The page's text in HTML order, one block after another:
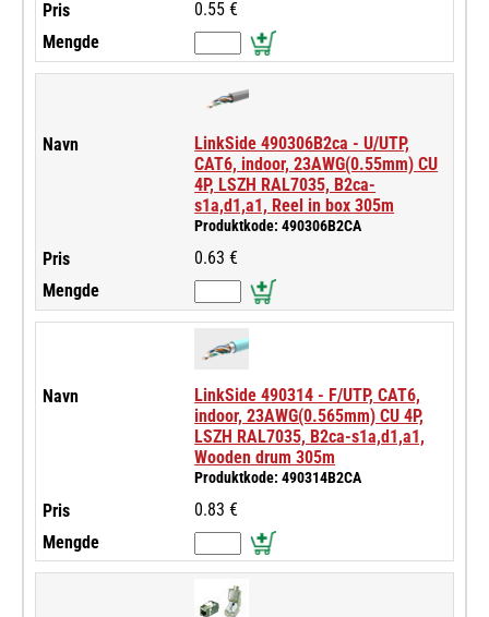
0.55 €
LinkSide 490306B2ca - U/UTP,
CAT6, indoor, 23AWG(0.55mm) CU
4P, LSZH RAL7035, B2ca-
s1a,d1,a1, Reel in box 305m
Produktkode: 490306B2CA
0.63 €
LinkSide 490314 - F/UTP, CAT6,
indoor, 23AWG(0.565mm) CU 4P,
LSZH RAL7035, B2ca-s1a,d1,a1,
Wooden drum 305m
Produktkode: 490314B2CA
0.83 €